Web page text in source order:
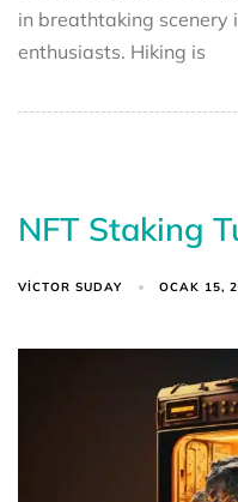
in breathtaking scenery
enthusiasts. Hiking is
NFT Staking
VICTOR SUDAY OCAK 15,